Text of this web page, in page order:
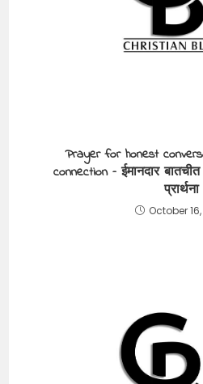
Prayer for honest
connection – ईमानदार
प्रार्थना
October